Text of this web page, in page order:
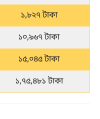
১,৮২৭ টাকা
১০,৯৬৭ টাকা
১৫,০৪৫ টাকা
১,৭৫,৪৮১ টাকা